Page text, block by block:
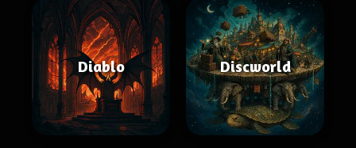
Diablo Discworld